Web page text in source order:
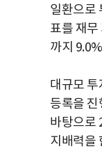
일환으로
표를 재
까지
대규모 투
등록을
바탕으로
지배력을